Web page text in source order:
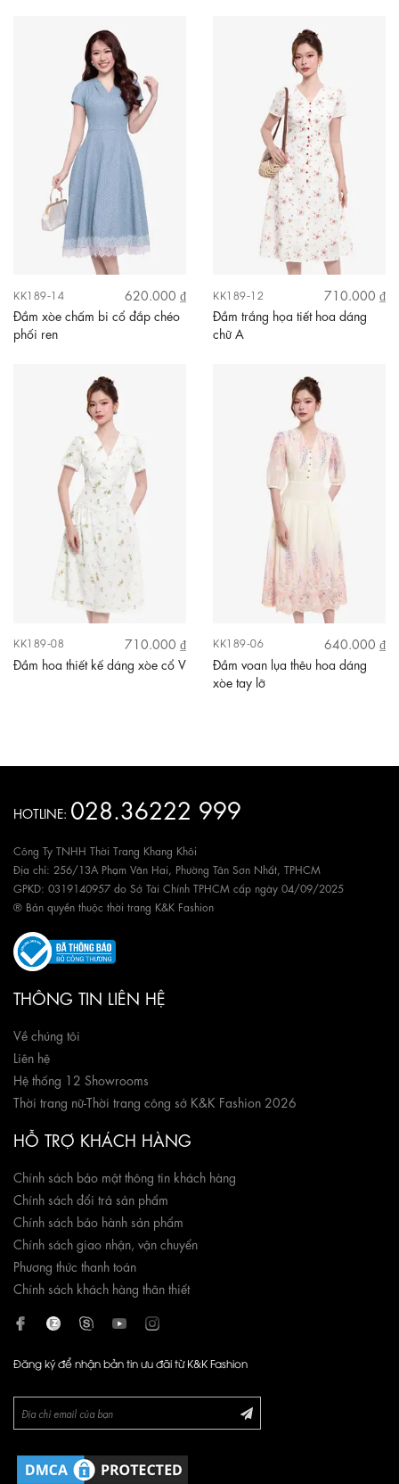
KK189-14
620.000 ₫
Đầm xòe chấm bi cổ đắp chéo
phối ren
KK189-12
710.000 ₫
Đầm trắng họa tiết hoa dáng
chữ A
KK189-08
710.000 ₫
Đầm hoa thiết kế dáng xòe cổ V
KK189-06
640.000 ₫
Đầm voan lụa thêu hoa dáng
xòe tay lỡ
HOTLINE: 028.36222 999
Công Ty TNHH Thời Trang Khang Khôi
Địa chỉ: 256/13A Phạm Văn Hai, Phường Tân Sơn Nhất, TPHCM
GPKD: 0319140957 do Sở Tài Chính TPHCM cấp ngày 04/09/2025
® Bản quyền thuộc thời trang K&K Fashion
THÔNG TIN LIÊN HỆ
Về chúng tôi
Liên hệ
Hệ thống 12 Showrooms
Thời trang nữ-Thời trang công sở K&K Fashion 2026
HỖ TRỢ KHÁCH HÀNG
Chính sách bảo mật thông tin khách hàng
Chính sách đổi trả sản phẩm
Chính sách bảo hành sản phẩm
Chính sách giao nhận, vận chuyển
Phương thức thanh toán
Chính sách khách hàng thân thiết
Đăng ký để nhận bản tin ưu đãi từ K&K Fashion